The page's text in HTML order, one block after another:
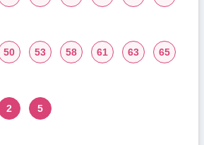
50 53 58 61 63
65
2 5